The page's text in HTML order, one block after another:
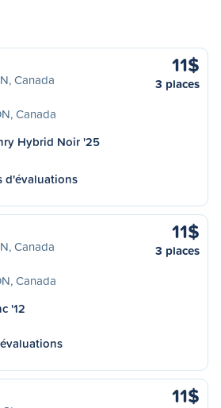
Canada
Canada
11$
3 places
Hybrid Noir '25
d'évaluations
Canada
Canada
11$
3 places
'12
11$